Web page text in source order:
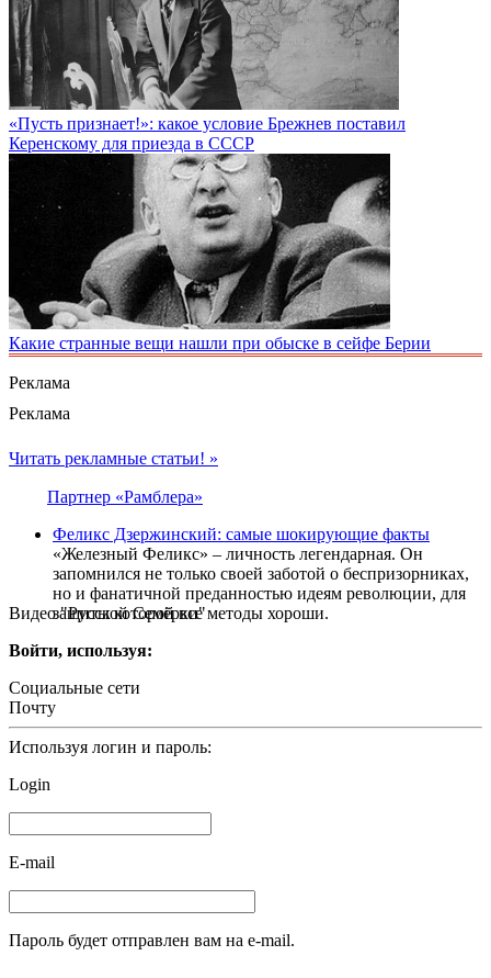
«Пусть признает!»: какое условие Брежнев поставил
Керенскому для приезда в СССР
Какие странные вещи нашли при обыске в сейфе Берии
Реклама
Реклама
Видео "Русской Семёрки"
Читать рекламные статьи! »
Партнер «Рамблера»
Феликс Дзержинский: самые шокирующие факты
«Железный Феликс» – личность легендарная. Он
запомнился не только своей заботой о беспризорниках,
но и фанатичной преданностью идеям революции, для
защиты которой все методы хороши.
Войти, используя:
Социальные сети
Почту
Используя логин и пароль:
Login
E-mail
Пароль будет отправлен вам на e-mail.